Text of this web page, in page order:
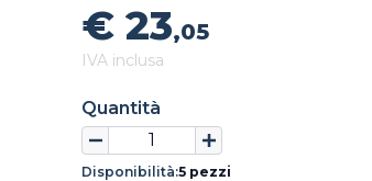
€ 23,05
IVA inclusa
Quantità
Disponibilità:5 pezzi